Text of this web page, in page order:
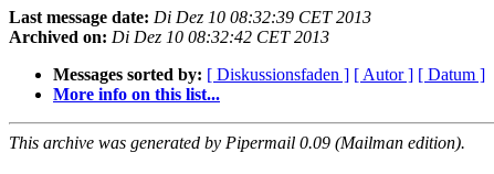
Last message date: Di Dez 10 08:32:39 CET 2013
Archived on: Di Dez 10 08:32:42 CET 2013
Messages sorted by: [ Diskussionsfaden ] [ Autor ] [ Datum ]
More info on this list...
This archive was generated by Pipermail 0.09 (Mailman edition).